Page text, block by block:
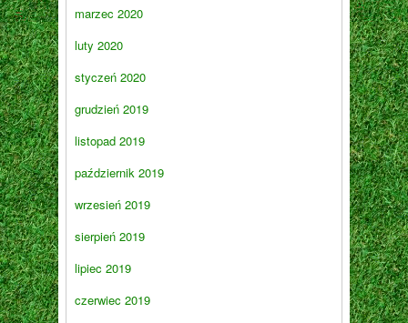
marzec 2020
luty 2020
styczeń 2020
grudzień 2019
listopad 2019
październik 2019
wrzesień 2019
sierpień 2019
lipiec 2019
czerwiec 2019